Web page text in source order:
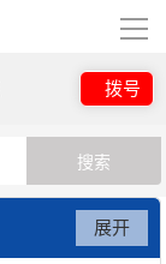
导
拨号
展开